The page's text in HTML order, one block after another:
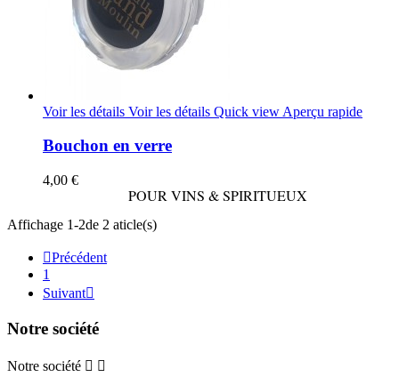
Voir les détails Voir les détails Quick view Aperçu rapide
Bouchon en verre
4,00 €
POUR VINS & SPIRITUEUX
Affichage 1-2de 2 aticle(s)
Précédent
1
Suivant
Notre société
Notre société  